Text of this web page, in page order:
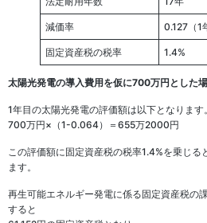
減価率 0.127（1
固定資産税の税率 1.4%
太陽光発電の導入費用を仮に700万円とした
1年目の太陽光発電の評価額は以下となります。
700万円×（1-0.064）＝655万2000円
この評価額に固定資産税の税率1.4%を乗じる
ます。
再生可能エネルギー発電に係る固定資産税の
すると